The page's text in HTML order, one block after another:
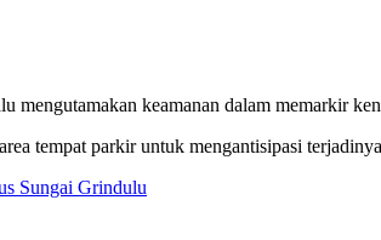
mengutamakan keamanan dalam memarkir
tempat parkir untuk mengantisipasi
Sungai Grindulu